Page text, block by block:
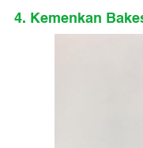
4. Kemenkan